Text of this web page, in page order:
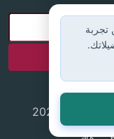
© 2025
تجربة